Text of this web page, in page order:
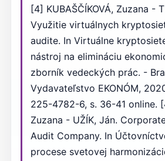
[4] KUBAŠČÍKOVÁ, Zuzana -
Využitie virtuálnych
audite. In Virtuálne
nástroj na elimináciu
zborník vedeckých prác. -
Vydavateľstvo EKONÓM,
225-4782-6, s. 36-41 online.
Zuzana - UŽÍK, Ján.
Audit Company. In
procese svetovej